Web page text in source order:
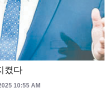
속 지켰다
10:55 AM